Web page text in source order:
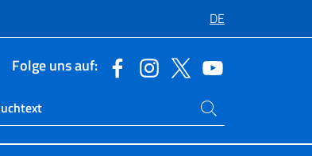
DE
Folge uns auf:
sito live